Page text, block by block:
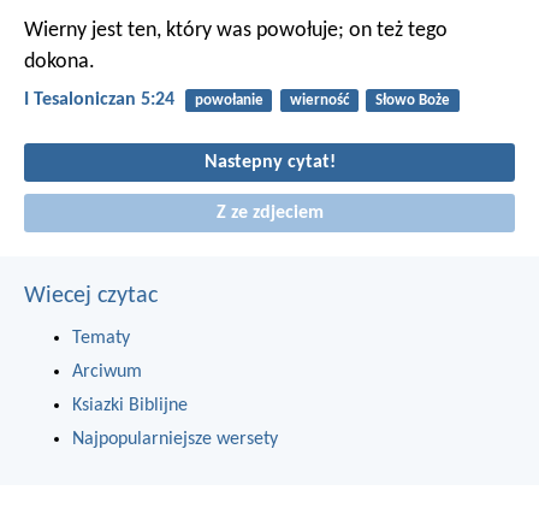
Wierny jest ten, który was powołuje; on też tego
dokona.
I Tesaloniczan 5:24 powołanie wierność Słowo Boże
Nastepny cytat!
Z ze zdjeciem
Wiecej czytac
Tematy
Arciwum
Ksiazki Biblijne
Najpopularniejsze wersety